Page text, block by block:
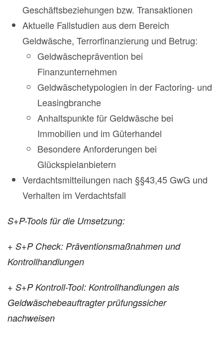
Geschäftsbeziehungen bzw. Transaktionen
Aktuelle Fallstudien aus dem Bereich
Geldwäsche, Terrorfinanzierung und Betrug:
Geldwäscheprävention bei
Finanzunternehmen
Geldwäschetypologien in der Factoring- und
Leasingbranche
Anhaltspunkte für Geldwäsche bei
Immobilien und im Güterhandel
Besondere Anforderungen bei
Glückspielanbietern
Verdachtsmitteilungen nach §§43,45 GwG und
Verhalten im Verdachtsfall
S+P-Tools für die Umsetzung:
+ S+P Check: Präventionsmaßnahmen und
Kontrollhandlungen
+ S+P Kontroll-Tool: Kontrollhandlungen als
Geldwäschebeauftragter prüfungssicher
nachweisen